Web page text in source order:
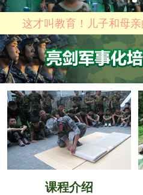
这才叫教育！儿子和母
课程介绍